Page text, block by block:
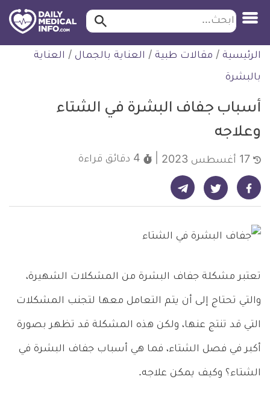
التخطي
للمحتوى
طبية
ابحث ابحث…
الرئيسية / مقالات طبية / العناية بالجمال / العناية
بالبشرة
أسباب جفاف البشرة في الشتاء
وعلاجه
4 دقائق قراءة
شارك على فيسبوك - ديلي ميديكال انفو شارك على تويتر - ديلي ميديكال انفو شارك على تيليجرام - ديلي ميديكال انفو
تعتبر مشكلة جفاف البشرة من المشكلات الشهيرة،
والتي تحتاج إلى أن يتم التعامل معها لتجنب المشكلات
التي قد تنتج عنها، ولكن هذه المشكلة قد تظهر بصورة
أكبر في فصل الشتاء، فما هي أسباب جفاف البشرة في
الشتاء؟ وكيف يمكن علاجه.